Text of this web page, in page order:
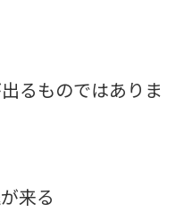
るものではありま
来る